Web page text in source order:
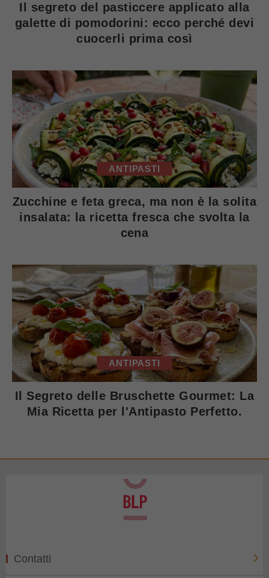
Il segreto del pasticcere applicato alla
galette di pomodorini: ecco perché devi
cuocerli prima così
ANTIPASTI
Zucchine e feta greca, ma non è la solita
insalata: la ricetta fresca che svolta la
cena
ANTIPASTI
Il Segreto delle Bruschette Gourmet: La
Mia Ricetta per l'Antipasto Perfetto.
Contatti